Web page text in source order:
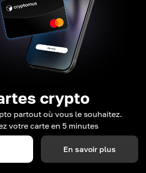
crypto
partout où vous le souhaitez.
votre carte en 5 minutes
En savoir plus